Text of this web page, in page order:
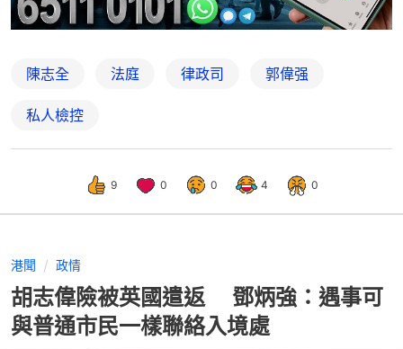
陳志全 法庭 律政司 郭偉强
私人檢控
9 0 0 4 0
港聞 政情
胡志偉險被英國遣返 鄧炳強：遇事可
與普通市民一樣聯絡入境處